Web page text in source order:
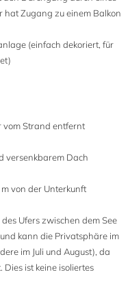
hat Zugang zu einem Balkon
(einfach dekoriert, für
vom Strand entfernt
versenkbarem Dach
von der Unterkunft
Ufers zwischen dem See
kann die Privatsphäre im
im Juli und August), da
ist keine isoliertes